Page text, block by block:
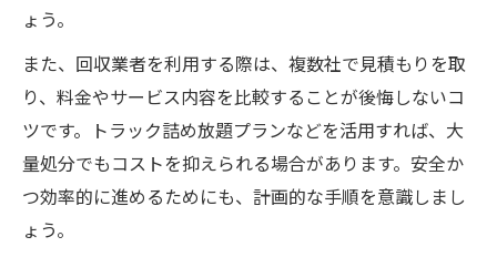
ント
不用品回収の口コミを比較するポイント
評判の良い不用品回収業者の特徴とは
不用品回収で避けたいトラブル事例紹介
不用品回収業者選びで口コミを活かす方法
ょう。
また、回収業者を利用する際は、複数社で見積もりを取
り、料金やサービス内容を比較することが後悔しないコ
ツです。トラック詰め放題プランなどを活用すれば、大
量処分でもコストを抑えられる場合があります。安全か
つ効率的に進めるためにも、計画的な手順を意識しまし
ょう。